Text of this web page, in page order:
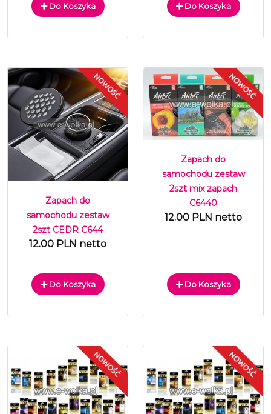
Do Koszyka Do Koszyka
Zapach do
samochodu zestaw
2szt CEDR C644
12.00 PLN netto
Do Koszyka
Zapach do
samochodu zestaw
2szt mix zapach
C6440
12.00 PLN netto
Do Koszyka